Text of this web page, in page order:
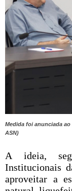
Medida foi anunciada
ASN)
A ideia,
Institucionais
aproveitar a